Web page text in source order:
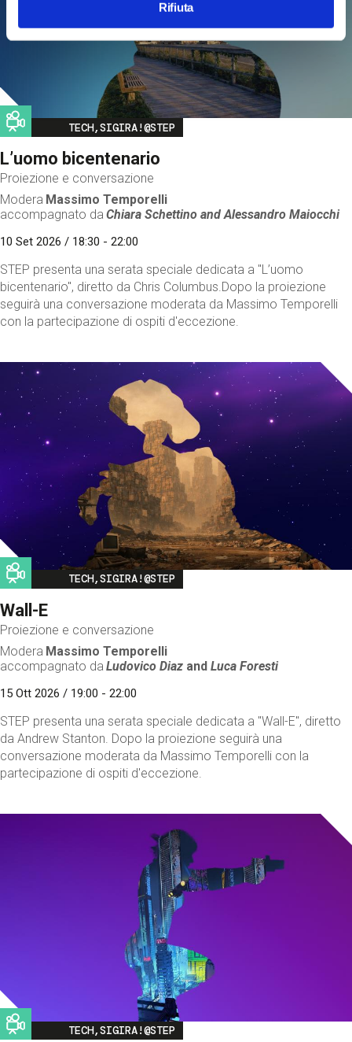
Rifiuta
Image
TECH,SIGIRA!@STEP
L’uomo bicentenario
Proiezione e conversazione
Modera Massimo Temporelli
accompagnato da Chiara Schettino andAlessandro Maiocchi
10 Set 2026 / 18:30 - 22:00
STEP presenta una serata speciale dedicata a "L’uomo
bicentenario", diretto da Chris Columbus.Dopo la proiezione
seguirà una conversazione moderata da Massimo Temporelli
con la partecipazione di ospiti d'eccezione.
Image
TECH,SIGIRA!@STEP
Wall-E
Proiezione e conversazione
Modera Massimo Temporelli
accompagnato da Ludovico Diaz andLuca Foresti
15 Ott 2026 / 19:00 - 22:00
STEP presenta una serata speciale dedicata a "Wall-E", diretto
da Andrew Stanton. Dopo la proiezione seguirà una
conversazione moderata da Massimo Temporelli con la
partecipazione di ospiti d'eccezione.
Image
TECH,SIGIRA!@STEP